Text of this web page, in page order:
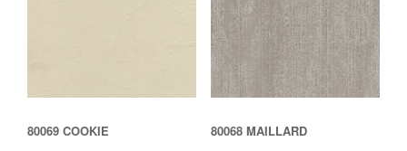
80069 COOKIE 80068 MAILLARD